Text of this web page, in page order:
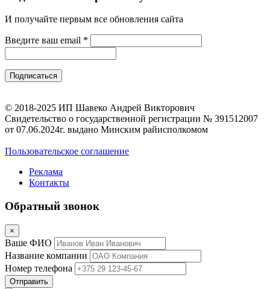
И получайте первым все обновления сайта
Введите ваш email *
© 2018-2025 ИП Шавеко Андрей Викторович
Свидетельство о государственной регистрации № 391512007
от 07.06.2024г. выдано Минским райисполкомом
Пользовательское соглашение
Реклама
Контакты
Обратный звонок
×
Ваше ФИО
Название компании
Номер телефона